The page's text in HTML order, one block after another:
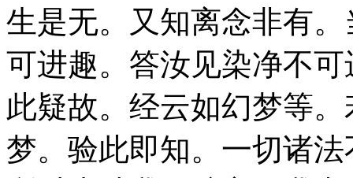
生是无。又知离念非有
可进趣。答汝见染净不
此疑故。经云如幻梦等
梦。验此即知。一切诸